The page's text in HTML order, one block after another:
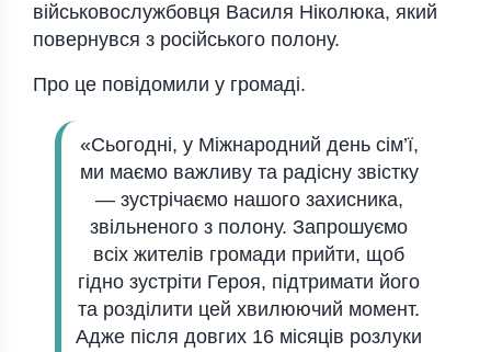
військовослужбовця Василя Ніколюка, який
повернувся з російського полону.
Про це повідомили у громаді.
«Сьогодні, у Міжнародний день сім’ї,
ми маємо важливу та радісну звістку
— зустрічаємо нашого захисника,
звільненого з полону. Запрошуємо
всіх жителів громади прийти, щоб
гідно зустріти Героя, підтримати його
та розділити цей хвилюючий момент.
Адже після довгих 16 місяців розлуки